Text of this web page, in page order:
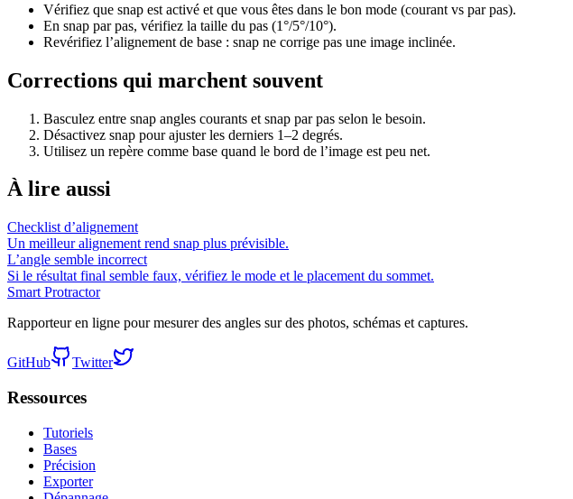
Vérifiez que snap est activé et que vous êtes dans le bon mode (courant vs par pas).
En snap par pas, vérifiez la taille du pas (1°/5°/10°).
Revérifiez l’alignement de base : snap ne corrige pas une image inclinée.
Corrections qui marchent souvent
Basculez entre snap angles courants et snap par pas selon le besoin.
Désactivez snap pour ajuster les derniers 1–2 degrés.
Utilisez un repère comme base quand le bord de l’image est peu net.
À lire aussi
Checklist d’alignement
Un meilleur alignement rend snap plus prévisible.
L’angle semble incorrect
Si le résultat final semble faux, vérifiez le mode et le placement du sommet.
Smart Protractor
Rapporteur en ligne pour mesurer des angles sur des photos, schémas et captures.
GitHub Twitter
Ressources
Tutoriels
Bases
Précision
Exporter